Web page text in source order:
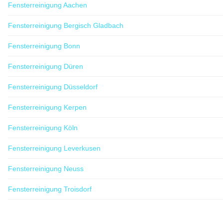
Fensterreinigung Aachen
Fensterreinigung Bergisch Gladbach
Fensterreinigung Bonn
Fensterreinigung Düren
Fensterreinigung Düsseldorf
Fensterreinigung Kerpen
Fensterreinigung Köln
Fensterreinigung Leverkusen
Fensterreinigung Neuss
Fensterreinigung Troisdorf